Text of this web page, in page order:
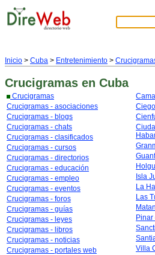
Inicio > Cuba > Entretenimiento >
Crucigramas en Cuba
Crucigramas
Crucigramas - asociaciones
Crucigramas - blogs
Crucigramas - chats
Crucigramas - clasificados
Crucigramas - cursos
Crucigramas - directorios
Crucigramas - educación
Crucigramas - empleo
Crucigramas - eventos
Crucigramas - foros
Crucigramas - guías
Crucigramas - leyes
Crucigramas - libros
Crucigramas - noticias
Crucigramas - portales web
Isla
La
Las
Villa